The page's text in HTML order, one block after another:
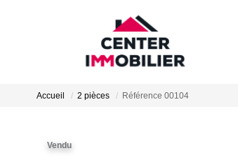
Accueil 2 pièces Référence 00104
Vendu